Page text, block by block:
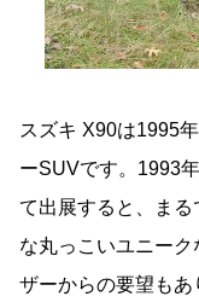
スズキ X90は1995
ーSUVです。1993
て出展すると、まる
な丸っこいユニー
ザーからの要望もあ